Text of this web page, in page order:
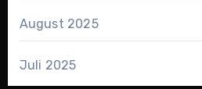
August 2025
Juli 2025